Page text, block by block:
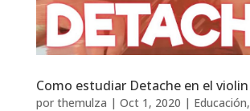
Como estudiar Detache en el violin
por themulza | Oct 1, 2020 | Educación,